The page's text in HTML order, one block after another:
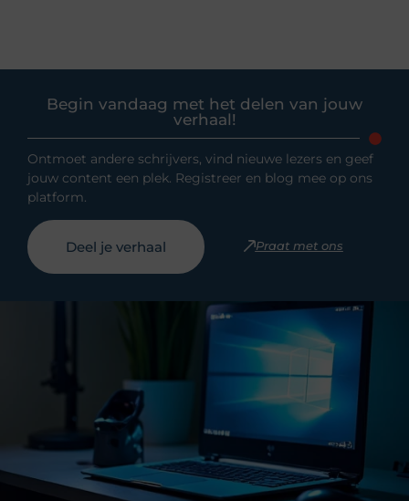
Begin vandaag met het delen van jouw
verhaal!
Ontmoet andere schrijvers, vind nieuwe lezers en geef
jouw content een plek. Registreer en blog mee op ons
platform.
Deel je verhaal Praat met ons